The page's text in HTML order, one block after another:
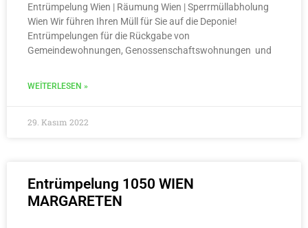
Entrümpelung Wien | Räumung Wien | Sperrmüllabholung
Wien Wir führen Ihren Müll für Sie auf die Deponie!
Entrümpelungen für die Rückgabe von
Gemeindewohnungen, Genossenschaftswohnungen und
WEITERLESEN »
29. Kasım 2022
Entrümpelung 1050 WIEN
MARGARETEN